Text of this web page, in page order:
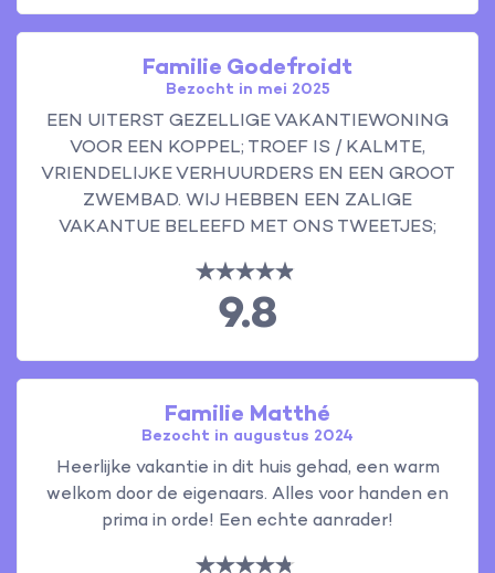
Familie Godefroidt
Bezocht in mei 2025
EEN UITERST GEZELLIGE VAKANTIEWONING
VOOR EEN KOPPEL; TROEF IS / KALMTE,
VRIENDELIJKE VERHUURDERS EN EEN GROOT
ZWEMBAD. WIJ HEBBEN EEN ZALIGE
VAKANTUE BELEEFD MET ONS TWEETJES;
9.8
Familie Matthé
Bezocht in augustus 2024
Heerlijke vakantie in dit huis gehad, een warm
welkom door de eigenaars. Alles voor handen en
prima in orde! Een echte aanrader!